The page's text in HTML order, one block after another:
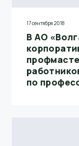
17 сентября 2018
В АО
по